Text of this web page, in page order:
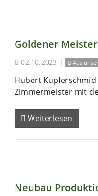
Goldener
02.10.2023 | Aus
Hubert Kupferschmid
Zimmermeister mit
Weiterlesen
Neubau